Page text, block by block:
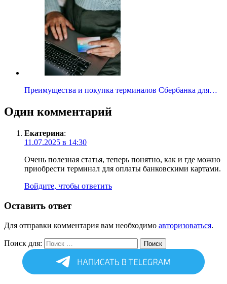
Преимущества и покупка терминалов Сбербанка для…
Один комментарий
Екатерина:
11.07.2025 в 14:30
Очень полезная статья, теперь понятно, как и где можно
приобрести терминал для оплаты банковскими картами.
Войдите, чтобы ответить
Оставить ответ
Для отправки комментария вам необходимо авторизоваться.
Поиск для: Поиск